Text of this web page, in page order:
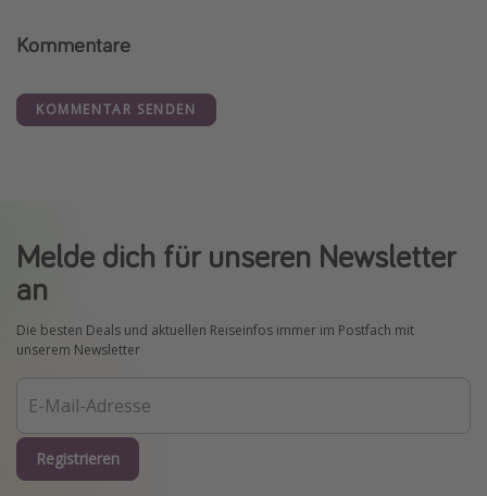
Kommentare
KOMMENTAR SENDEN
Melde dich für unseren Newsletter
an
Die besten Deals und aktuellen Reiseinfos immer im Postfach mit
unserem Newsletter
Registrieren